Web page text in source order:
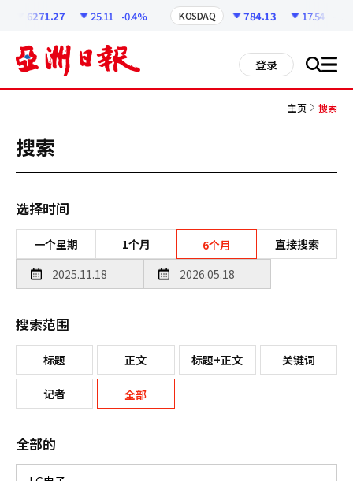
6271.27 25.11 -0.4% KOSDAQ 784.13 17.54
登录 搜 all
主页 搜索
搜索
选择时间
一个星期 1个月 6个月 直接搜索
搜索范围
标题 正文 标题+正文 关键词
记者 全部
全部的